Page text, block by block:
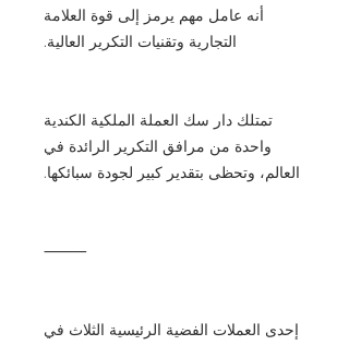
أنه عامل مهم يرمز إلى قوة العلامة
التجارية وتقنيات التكرير العالية.
تمتلك دار سك العملة الملكية الكندية
واحدة من مرافق التكرير الرائدة في
العالم، وتحظى بتقدير كبير لجودة سبائكها.
⸻
إحدى العملات الفضية الرئيسية الثلاث في